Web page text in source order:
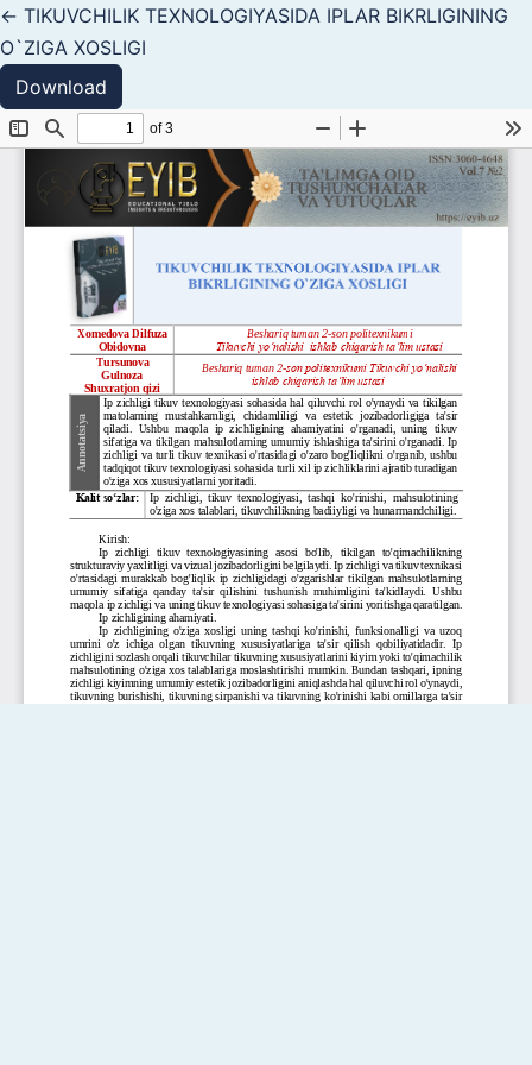
← Return to Article Details
TIKUVCHILIK TEXNOLOGIYASIDA IPLAR BIKRLIGINING
O`ZIGA XOSLIGI
Download